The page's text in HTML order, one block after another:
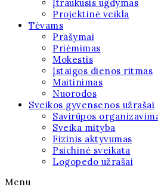
Įtraukusis ugdymas
Projektinė veikla
Tėvams
Prašymai
Priėmimas
Mokestis
Įstaigos dienos ritmas
Maitinimas
Nuorodos
Sveikos gyvensenos užrašai
Savirūpos
Sveika mityba
Fizinis aktyvumas
Psichinė sveikata
Logopedo užrašai
Menu